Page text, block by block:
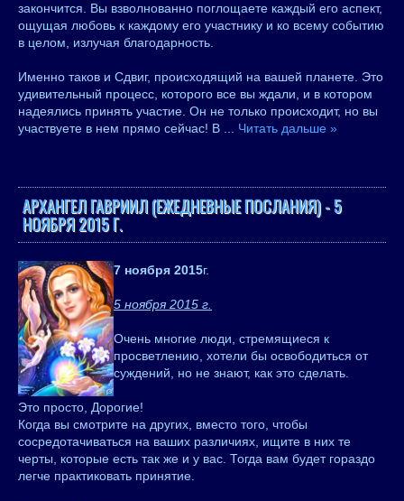
закончится. Вы взволнованно поглощаете каждый его аспект,
ощущая любовь к каждому его участнику и ко всему событию
в целом, излучая благодарность.
Именно таков и Сдвиг, происходящий на вашей планете. Это
удивительный процесс, которого все вы ждали, и в котором
надеялись принять участие. Он не только происходит, но вы
участвуете в нем прямо сейчас! В
Читать дальше »
АРХАНГЕЛ ГАВРИИЛ (ЕЖЕДНЕВНЫЕ ПОСЛАНИЯ) - 5
НОЯБРЯ 2015 Г.
7 ноября 2015г.
5 ноября 2015 г.
Очень многие люди, стремящиеся к
просветлению, хотели бы освободиться от
суждений, но не знают, как это сделать.
Это просто, Дорогие!
Когда вы смотрите на других, вместо того, чтобы
сосредотачиваться на ваших различиях, ищите в них те
черты, которые есть так же и у вас. Тогда вам будет гораздо
легче практиковать принятие.